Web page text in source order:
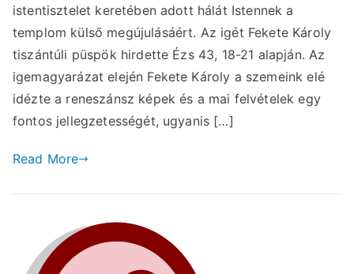
istentisztelet keretében adott hálát Istennek a
templom külső megújulásáért. Az igét Fekete Károly
tiszántúli püspök hirdette Ézs 43, 18-21 alapján. Az
igemagyarázat elején Fekete Károly a szemeink elé
idézte a reneszánsz képek és a mai felvételek egy
fontos jellegzetességét, ugyanis […]
Read More